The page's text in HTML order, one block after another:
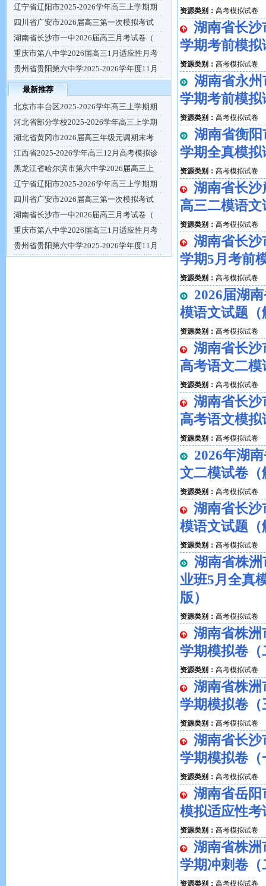
辽宁省辽阳市2025-2026学年高三上学期期
四川省广安市2026届高三第一次模拟考试
湖南省长沙市一中2026届高三月考试卷（
重庆市第八中学2026届高三1月适应性月考
贵州省贵阳第六中学2025-2026学年度11月
最新推荐
北京市丰台区2025-2026学年高三上学期期
河北省部分学校2025-2026学年高三上学期
湖北省黄冈市2026届高三年级元调期末考
江西省2025-2026学年高三12月高考模拟诊
黑龙江省哈尔滨市第六中学2026届高三上
辽宁省辽阳市2025-2026学年高三上学期期
四川省广安市2026届高三第一次模拟考试
湖南省长沙市一中2026届高三月考试卷（
重庆市第八中学2026届高三1月适应性月考
贵州省贵阳第六中学2025-2026学年度11月
资源类别： 高考模拟试卷
湖南省长沙
学期考前模
资源类别： 高考模拟试卷
湖南省永
学期考前模
资源类别： 高考模拟试卷
湖南省衡
学期全真模
资源类别： 高考模拟试卷
湖南省长沙
高三二模语
资源类别： 高考模拟试卷
湖南省长沙
学期5月考前
资源类别： 高考模拟试卷
2026届湖
模语文试题（
资源类别： 高考模拟试卷
湖南省长沙
高考语文二
资源类别： 高考模拟试卷
湖南省长沙
高考语文模
资源类别： 高考模拟试卷
2026年湖
文二模试卷（
资源类别： 高考模拟试卷
湖南省长沙
模语文试题（
资源类别： 高考模拟试卷
湖南省株
业班5月全真
版）
资源类别： 高考模拟试卷
湖南省株洲
学期模拟卷
资源类别： 高考模拟试卷
湖南省株洲
学期模拟卷
资源类别： 高考模拟试卷
湖南省长沙
学期模拟卷
资源类别： 高考模拟试卷
湖南省岳阳
模拟适应性
资源类别： 高考模拟试卷
湖南省株洲
学期冲刺卷
资源类别： 高考模拟试卷